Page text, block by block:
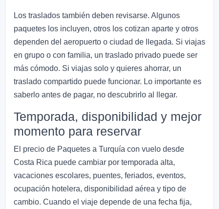
Los traslados también deben revisarse. Algunos
paquetes los incluyen, otros los cotizan aparte y otros
dependen del aeropuerto o ciudad de llegada. Si viajas
en grupo o con familia, un traslado privado puede ser
más cómodo. Si viajas solo y quieres ahorrar, un
traslado compartido puede funcionar. Lo importante es
saberlo antes de pagar, no descubrirlo al llegar.
Temporada, disponibilidad y mejor
momento para reservar
El precio de Paquetes a Turquía con vuelo desde
Costa Rica puede cambiar por temporada alta,
vacaciones escolares, puentes, feriados, eventos,
ocupación hotelera, disponibilidad aérea y tipo de
cambio. Cuando el viaje depende de una fecha fija,